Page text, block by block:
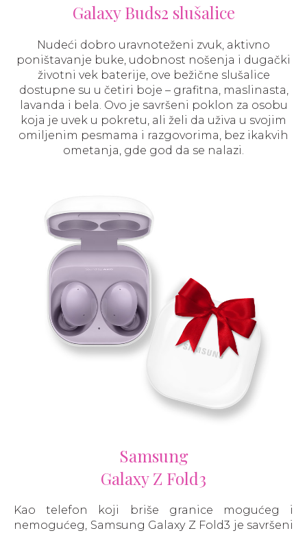
Galaxy Buds2 slušalice
Nudeći dobro uravnoteženi zvuk, aktivno
poništavanje buke, udobnost nošenja i dugački
životni vek baterije, ove bežične slušalice
dostupne su u četiri boje – grafitna, maslinasta,
lavanda i bela. Ovo je savršeni poklon za osobu
koja je uvek u pokretu, ali želi da uživa u svojim
omiljenim pesmama i razgovorima, bez ikakvih
ometanja, gde god da se nalazi.
Samsung
Galaxy Z Fold3
Kao telefon koji briše granice mogućeg i
nemogućeg, Samsung Galaxy Z Fold3 je savršeni